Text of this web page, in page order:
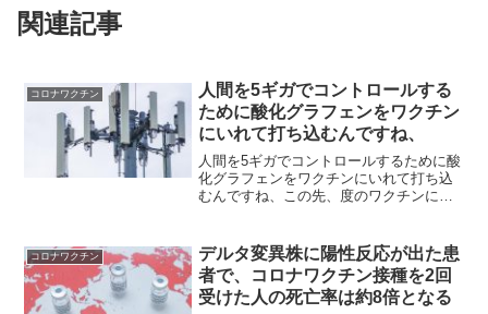
関連記事
コロナワクチン
人間を5ギガでコントロールする
ために酸化グラフェンをワクチン
にいれて打ち込むんですね、
人間を5ギガでコントロールするために酸
化グラフェンをワクチンにいれて打ち込
むんですね、この先、度のワクチンにも
😷💉 2026年より、Gavi（ワクチンアラ
イアンス...
コロナワクチン
デルタ変異株に陽性反応が出た患
者で、コロナワクチン接種を2回
受けた人の死亡率は約8倍となる